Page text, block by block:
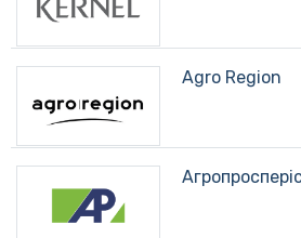
Agro Region